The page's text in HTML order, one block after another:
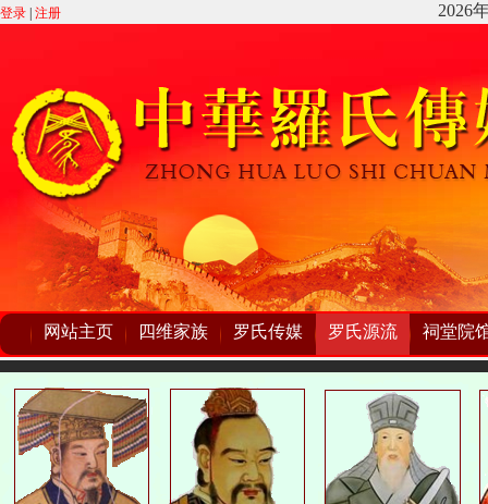
登录 注册
网站主页 四维家族 罗氏传媒 罗氏源流 祠堂院